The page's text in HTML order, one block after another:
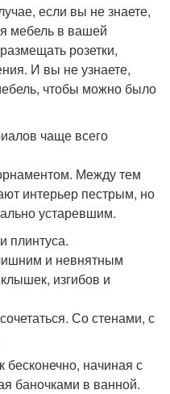
если вы не знаете,
мебель в вашей
розетки,
И вы не узнаете,
чтобы можно было
чаще всего
Между тем
интерьер пестрым, но
устаревшим.
плинтуса.
и невнятным
изгибов и
Со стенами, с
бесконечно, начиная с
баночками в ванной.